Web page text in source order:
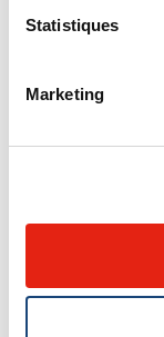
Statistiques
Marketing
Pour savoir
hommes qui
(téléchargez